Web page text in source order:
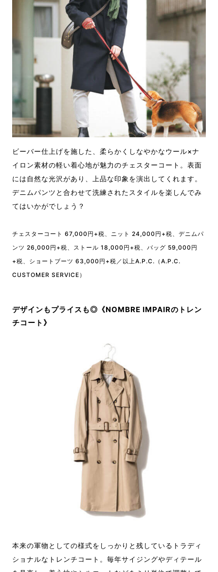
ビーバー仕上げを施した、柔らかくしなやかなウール×ナ
イロン素材の軽い着心地が魅力のチェスターコート。表面
には自然な光沢があり、上品な印象を演出してくれます。
デニムパンツと合わせて洗練されたスタイルを楽しんでみ
てはいかがでしょう？
チェスターコート 67,000円+税、ニット 24,000円+税、デニムパ
ンツ 26,000円+税、ストール 18,000円+税、バッグ 59,000円
+税、ショートブーツ 63,000円+税／以上A.P.C.（A.P.C.
CUSTOMER SERVICE）
デザインもプライスも◎《NOMBRE IMPAIRのトレン
チコート》
本来の軍物としての様式をしっかりと残しているトラディ
ショナルなトレンチコート。毎年サイジングやディテール